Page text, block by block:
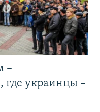
–
где украинцы –